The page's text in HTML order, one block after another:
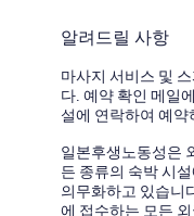
알려드릴 사항
마사지 서비스 및
다. 예약 확인 메일
설에 연락하여 예
일본후생노동성은
든 종류의 숙박 시
의무화하고 있습니
에 접수하는 모든